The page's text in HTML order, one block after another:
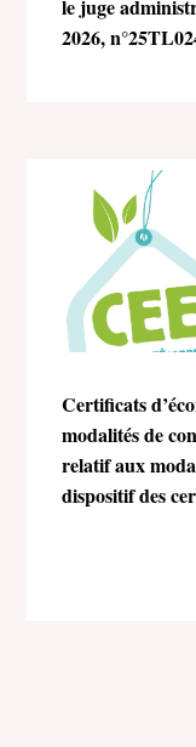
le juge
2026,
Certificats
modalités de
relatif aux
dispositif des